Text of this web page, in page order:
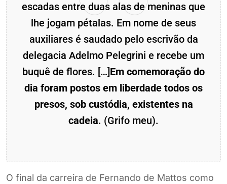
escadas entre duas alas de meninas que
lhe jogam pétalas. Em nome de seus
auxiliares é saudado pelo escrivão da
delegacia Adelmo Pelegrini e recebe um
buquê de flores. […]Em comemoração do
dia foram postos em liberdade todos os
presos, sob custódia, existentes na
cadeia. (Grifo meu).
O final da carreira de Fernando de Mattos como